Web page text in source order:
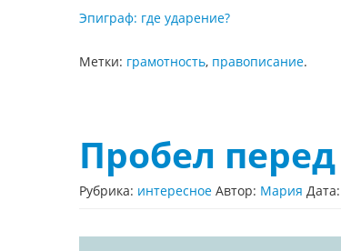
Эпиграф: где ударение?
Метки: грамотность, правописание.
Пробел
Рубрика: интересное Автор: Мария Дата: